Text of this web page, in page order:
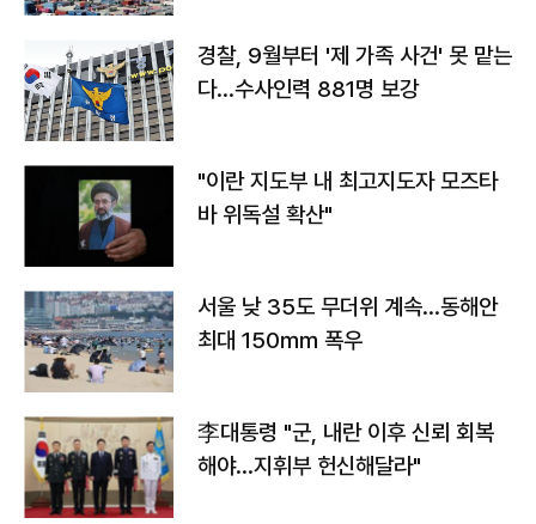
경찰, 9월부터 '제 가족 사건' 못 맡는
다…수사인력 881명 보강
"이란 지도부 내 최고지도자 모즈타
바 위독설 확산"
서울 낮 35도 무더위 계속…동해안
최대 150㎜ 폭우
李대통령 "군, 내란 이후 신뢰 회복
해야…지휘부 헌신해달라"